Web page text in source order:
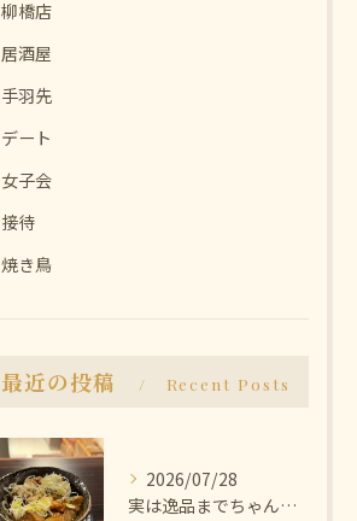
柳橋店
居酒屋
手羽先
デート
女子会
接待
焼き鳥
最近の投稿 Recent Posts
2026/07/28
実は逸品までちゃんと美味しいんです🫨